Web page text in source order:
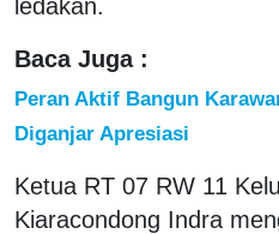
ledakan.
Baca Juga :
Peran Aktif Bangun
Diganjar Apresiasi
Ketua RT 07 RW 11
Kiaracondong Indra